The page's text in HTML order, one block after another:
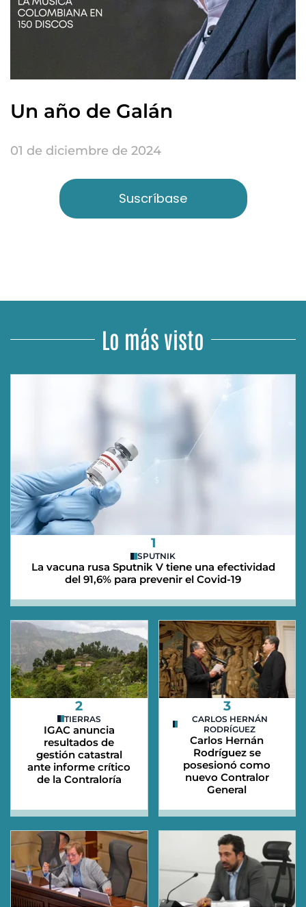
Un año de Galán
01 de diciembre de 2024
Suscríbase
Lo más visto
1
SPUTNIK
La vacuna rusa Sputnik V tiene una efectividad
del 91,6% para prevenir el Covid-19
2
TIERRAS
IGAC anuncia
resultados de
gestión catastral
ante informe crítico
de la Contraloría
3
CARLOS HERNÁN
RODRÍGUEZ
Carlos Hernán
Rodríguez se
posesionó como
nuevo Contralor
General